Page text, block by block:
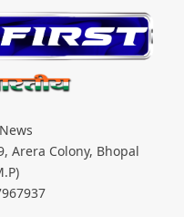
Arera Colony, Bhopal